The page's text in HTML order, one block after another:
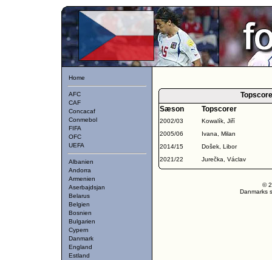
Home
AFC
CAF
Concacaf
Conmebol
FIFA
OFC
UEFA
Albanien
Andorra
Armenien
Aserbajdsjan
Belarus
Belgien
Bosnien
Bulgarien
Cypern
Danmark
England
Estland
Sæson
Topscorer
2002/03
Kowalík, Jiří
2005/06
Ivana, Milan
2014/15
Došek, Libor
2021/22
Jurečka, Václav
©
Danmarks